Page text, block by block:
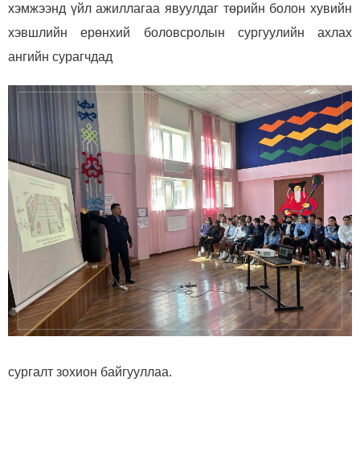
хэмжээнд үйл ажиллагаа явуулдаг төрийн болон хувийн
хэвшлийн ерөнхий боловсролын сургуулийн ахлах
ангийн сурагчдад
сургалт зохион байгууллаа.